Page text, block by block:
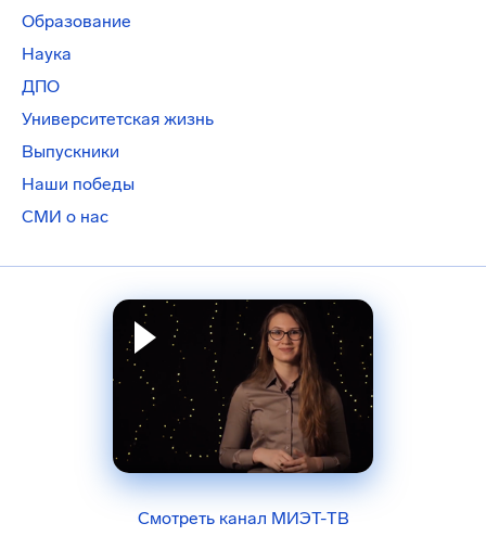
Образование
Наука
ДПО
Университетская жизнь
Выпускники
Наши победы
СМИ о нас
Смотреть канал МИЭТ-ТВ